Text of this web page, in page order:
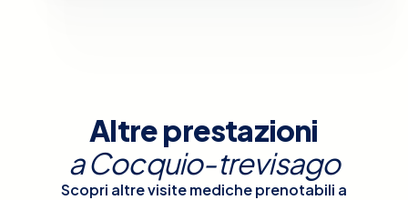
Altre prestazioni
aCocquio-trevisago
Scopri altre visite mediche prenotabili a